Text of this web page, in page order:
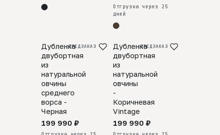
Отгрузка через 25
дней
Дубленка
двубортная
из
натуральной
овчины
среднего
ворса -
Черная
ПРЕДЗАКАЗ
199 990 ₽
Дубленка
двубортная
из
натуральной
овчины
-
Коричневая
Vintage
ПРЕДЗАКАЗ
199 990 ₽